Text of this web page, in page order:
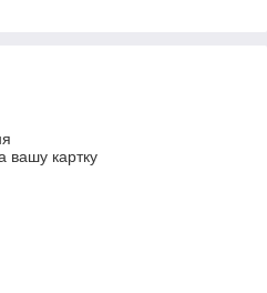
вашу картку